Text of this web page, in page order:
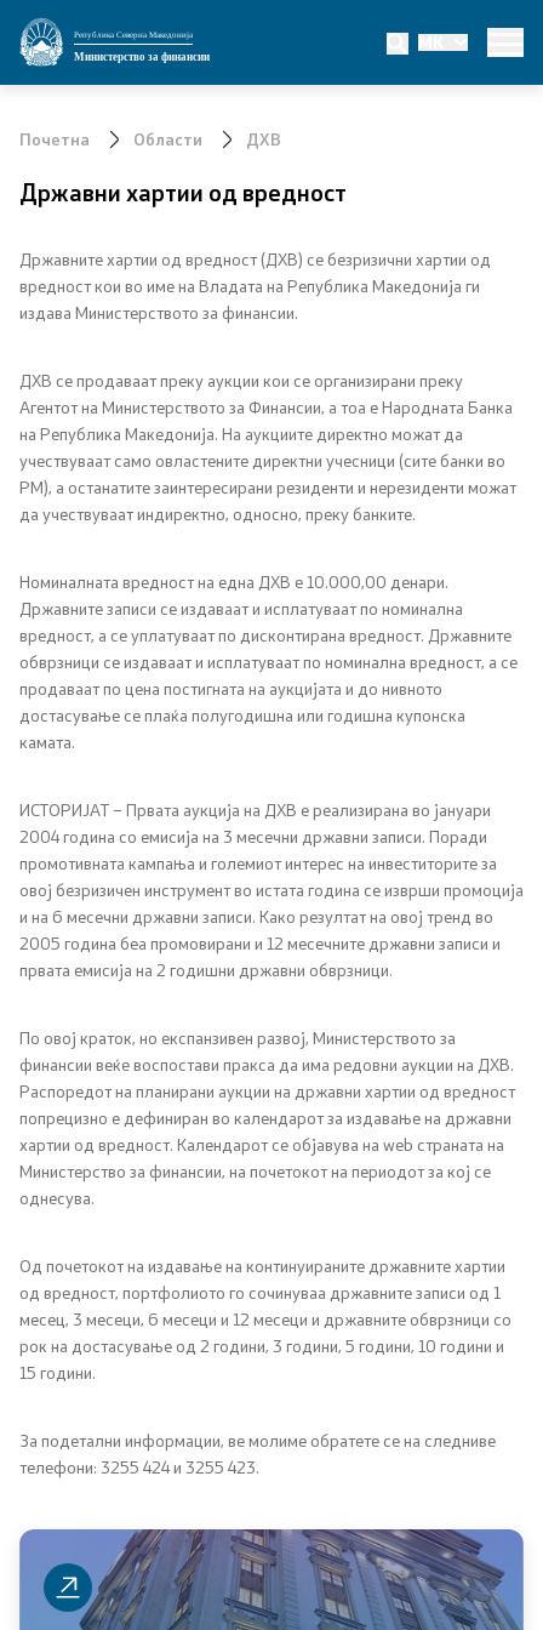
Република Северна Македонија
Министерство за финансии
MK
Министерство
Заменик министер
Државни советници
Сектори
Органи во состав
Политика за квалитет
Превенција од корупција
Органограм
Јавни финансии
Економска политика и развој
Даноци и царини
Финансиски систем
Централна хармонизација на системот на
внатрешна финансиска контрола во јавниот
сектор
Академија за јавни финансии
Финансиска едукација
Финансиска инспекција во јавниот сектор
Клучни сегменти
Статистика
Почетна Области ДХВ
Државни хартии од вредност
Државните хартии од вредност (ДХВ) се безризични хартии од
вредност кои во име на Владата на Република Македонија ги
издава Министерството за финансии.
ДХВ се продаваат преку аукции кои се организирани преку
Агентот на Министерството за Финансии, а тоа е Народната Банка
на Република Македонија. На аукциите директно можат да
учествуваат само овластените директни учесници (сите банки во
РМ), а останатите заинтересирани резиденти и нерезиденти можат
да учествуваат индиректно, односно, преку банките.
Номиналната вредност на една ДХВ е 10.000,00 денари.
Државните записи се издаваат и исплатуваат по номинална
вредност, а се уплатуваат по дисконтирана вредност. Државните
обврзници се издаваат и исплатуваат по номинална вредност, а се
продаваат по цена постигната на аукцијата и до нивното
достасување се плаќа полугодишна или годишна купонска
камата.
ИСТОРИЈАТ – Првата аукција на ДХВ е реализирана во јануари
2004 година со емисија на 3 месечни државни записи. Поради
промотивната кампања и големиот интерес на инвеститорите за
овој безризичен инструмент во истата година се изврши промоција
и на 6 месечни државни записи. Како резултат на овој тренд во
2005 година беa промовирани и 12 месечните државни записи и
првата емисија на 2 годишни државни обврзници.
По овој краток, но експанзивен развој, Министерството за
финансии веќе воспостави пракса да има редовни аукции на ДХВ.
Распоредот на планирани аукции на државни хартии од вредност
попрецизно е дефиниран во календарот за издавање на државни
хартии од вредност. Календарот се објавува на web страната на
Министерство за финансии, на почетокот на периодот за кој се
однесува.
Од почетокот на издавање на континуираните државните хартии
од вредност, портфолиото го сочинуваа државните записи од 1
месец, 3 месеци, 6 месеци и 12 месеци и државните обврзници со
рок на достасување од 2 години, 3 години, 5 години, 10 години и
15 години.
За подетални информации, ве молиме обратете се на следниве
телефони: 3255 424 и 3255 423.